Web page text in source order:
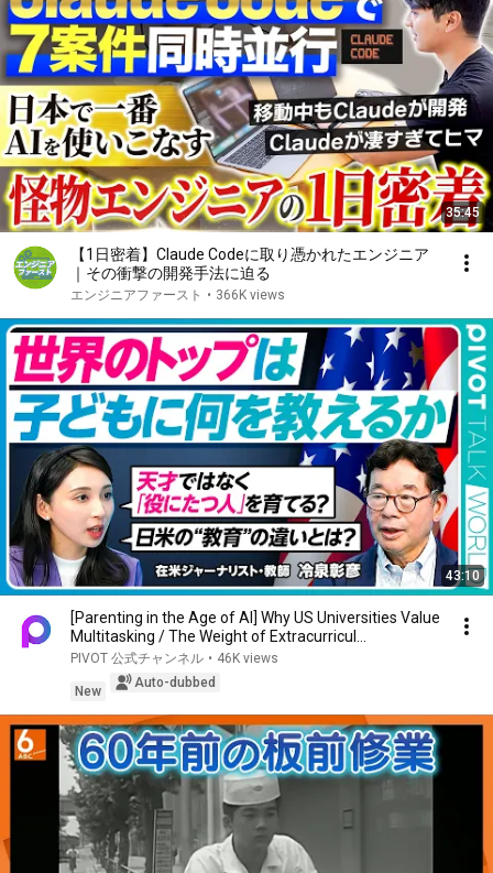
35:45
【1日密着】Claude Codeに取り憑かれたエンジニア
｜その衝撃の開発手法に迫る
エンジニアファースト • 366K views
43:10
[Parenting in the Age of AI] Why US Universities Value
Multitasking / The Weight of Extracurricul...
PIVOT 公式チャンネル • 46K views
New
Auto-dubbed